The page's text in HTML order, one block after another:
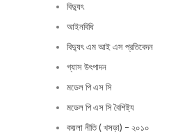
বিদ্যুৎ
আইনবিধি
বিদ্যুৎ এম আই এস প্রতিবেদন
গ্যাস উৎপাদন
মডেল পি এস সি
মডেল পি এস সি বৈশিষ্ট্য
কয়লা নীতি ( খসড়া) – ২০১০